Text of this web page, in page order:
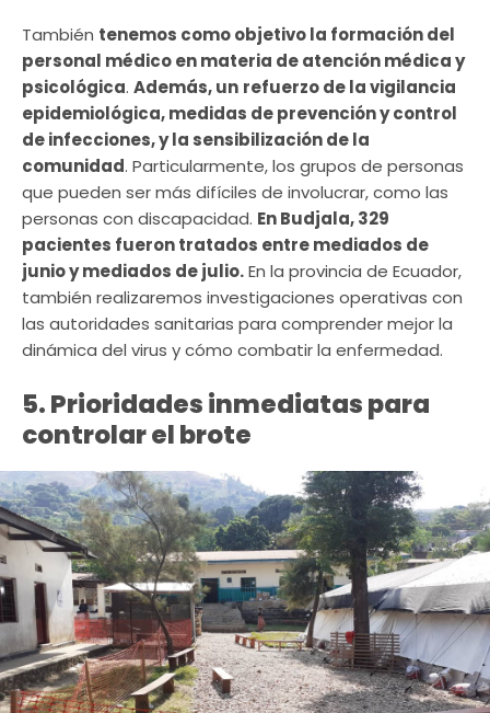
También tenemos como objetivo la formación del
personal médico en materia de atención médica y
psicológica. Además, un refuerzo de la vigilancia
epidemiológica, medidas de prevención y control
de infecciones, y la sensibilización de la
comunidad. Particularmente, los grupos de personas
que pueden ser más difíciles de involucrar, como las
personas con discapacidad. En Budjala, 329
pacientes fueron tratados entre mediados de
junio y mediados de julio.En la provincia de Ecuador,
también realizaremos investigaciones operativas con
las autoridades sanitarias para comprender mejor la
dinámica del virus y cómo combatir la enfermedad.
5. Prioridades inmediatas para
controlar el brote